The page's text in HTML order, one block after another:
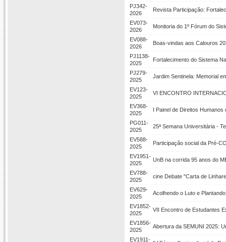
PJ342-
2026
Revista Participação:
EV073-
2026
Monitoria do 1º Fórum do
EV088-
2026
Boas-vindas aos Calouros
PJ1138-
2025
Fortalecimento do Sistema
PJ279-
2025
Jardim Sentinela: Memorial
EV123-
2025
VI ENCONTRO
EV368-
2025
I Painel de Direitos Humanos
PG011-
2025
25ª Semana Universitária -
EV588-
2025
Participação social da Pré-
EV1951-
2025
UnB na corrida 95 anos do
EV788-
2025
cine Debate "Carta de
EV629-
2025
Acolhendo o Luto e
EV1852-
2025
VII Encontro de Estudantes
EV1856-
2025
Abertura da SEMUNI 2025:
EV1911-